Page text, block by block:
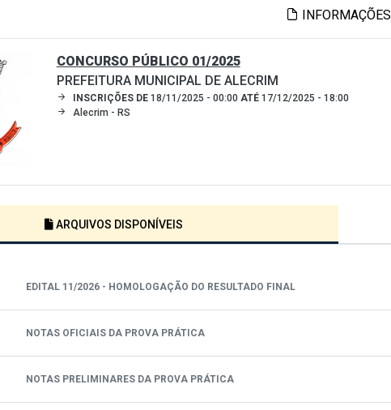
INFORMAÇÕES
CONCURSO PÚBLICO 01/2025
PREFEITURA MUNICIPAL DE ALECRIM
INSCRIÇÕES DE18/11/2025 - 00:00 ATÉ17/12/2025 - 18:00
Alecrim - RS
ARQUIVOS DISPONÍVEIS
EDITAL 11/2026 - HOMOLOGAÇÃO DO RESULTADO FINAL
NOTAS OFICIAIS DA PROVA PRÁTICA
NOTAS PRELIMINARES DA PROVA PRÁTICA